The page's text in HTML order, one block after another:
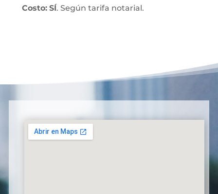
Costo: SÍ. Según tarifa notarial.